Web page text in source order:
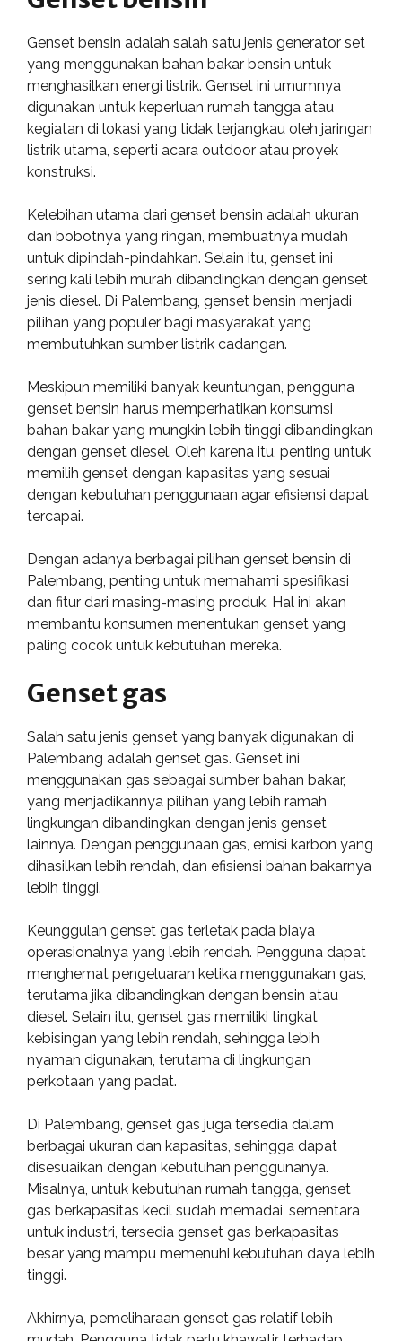
Genset bensin adalah salah satu jenis generator set
yang menggunakan bahan bakar bensin untuk
menghasilkan energi listrik. Genset ini umumnya
digunakan untuk keperluan rumah tangga atau
kegiatan di lokasi yang tidak terjangkau oleh jaringan
listrik utama, seperti acara outdoor atau proyek
konstruksi.
Kelebihan utama dari genset bensin adalah ukuran
dan bobotnya yang ringan, membuatnya mudah
untuk dipindah-pindahkan. Selain itu, genset ini
sering kali lebih murah dibandingkan dengan genset
jenis diesel. Di Palembang, genset bensin menjadi
pilihan yang populer bagi masyarakat yang
membutuhkan sumber listrik cadangan.
Meskipun memiliki banyak keuntungan, pengguna
genset bensin harus memperhatikan konsumsi
bahan bakar yang mungkin lebih tinggi dibandingkan
dengan genset diesel. Oleh karena itu, penting untuk
memilih genset dengan kapasitas yang sesuai
dengan kebutuhan penggunaan agar efisiensi dapat
tercapai.
Dengan adanya berbagai pilihan genset bensin di
Palembang, penting untuk memahami spesifikasi
dan fitur dari masing-masing produk. Hal ini akan
membantu konsumen menentukan genset yang
paling cocok untuk kebutuhan mereka.
Genset gas
Salah satu jenis genset yang banyak digunakan di
Palembang adalah genset gas. Genset ini
menggunakan gas sebagai sumber bahan bakar,
yang menjadikannya pilihan yang lebih ramah
lingkungan dibandingkan dengan jenis genset
lainnya. Dengan penggunaan gas, emisi karbon yang
dihasilkan lebih rendah, dan efisiensi bahan bakarnya
lebih tinggi.
Keunggulan genset gas terletak pada biaya
operasionalnya yang lebih rendah. Pengguna dapat
menghemat pengeluaran ketika menggunakan gas,
terutama jika dibandingkan dengan bensin atau
diesel. Selain itu, genset gas memiliki tingkat
kebisingan yang lebih rendah, sehingga lebih
nyaman digunakan, terutama di lingkungan
perkotaan yang padat.
Di Palembang, genset gas juga tersedia dalam
berbagai ukuran dan kapasitas, sehingga dapat
disesuaikan dengan kebutuhan penggunanya.
Misalnya, untuk kebutuhan rumah tangga, genset
gas berkapasitas kecil sudah memadai, sementara
untuk industri, tersedia genset gas berkapasitas
besar yang mampu memenuhi kebutuhan daya lebih
tinggi.
Akhirnya, pemeliharaan genset gas relatif lebih